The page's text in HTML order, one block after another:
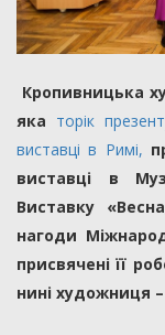
Кропивницька
яка торік
виставці в Римі,
виставці в
Виставку
нагоди
присвячені її
нині художниця